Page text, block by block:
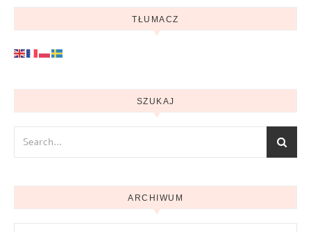
TŁUMACZ
SZUKAJ
ARCHIWUM